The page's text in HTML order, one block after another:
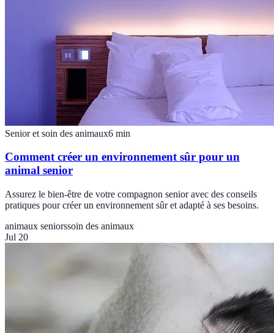
Senior et soin des animaux6 min
Comment créer un environnement sûr pour un
animal senior
Assurez le bien-être de votre compagnon senior avec des conseils
pratiques pour créer un environnement sûr et adapté à ses besoins.
animaux seniorssoin des animaux
Jul 20